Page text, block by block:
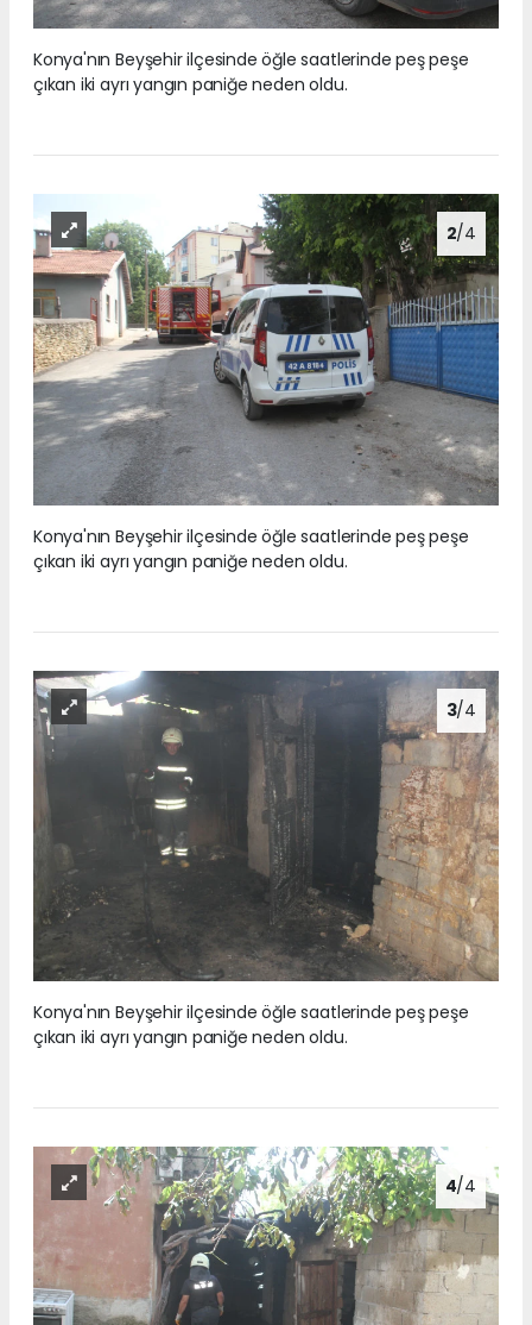
Konya'nın Beyşehir ilçesinde öğle saatlerinde peş peşe
çıkan iki ayrı yangın paniğe neden oldu.
2/4
Konya'nın Beyşehir ilçesinde öğle saatlerinde peş peşe
çıkan iki ayrı yangın paniğe neden oldu.
3/4
Konya'nın Beyşehir ilçesinde öğle saatlerinde peş peşe
çıkan iki ayrı yangın paniğe neden oldu.
4/4